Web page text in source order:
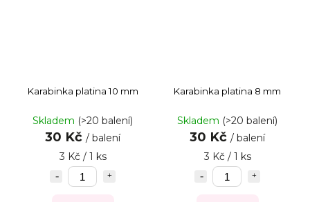
Karabinka platina 10 mm
Skladem (>20 balení)
30 Kč / balení
3 Kč / 1 ks
Karabinka platina 8 mm
Skladem (>20 balení)
30 Kč / balení
3 Kč / 1 ks